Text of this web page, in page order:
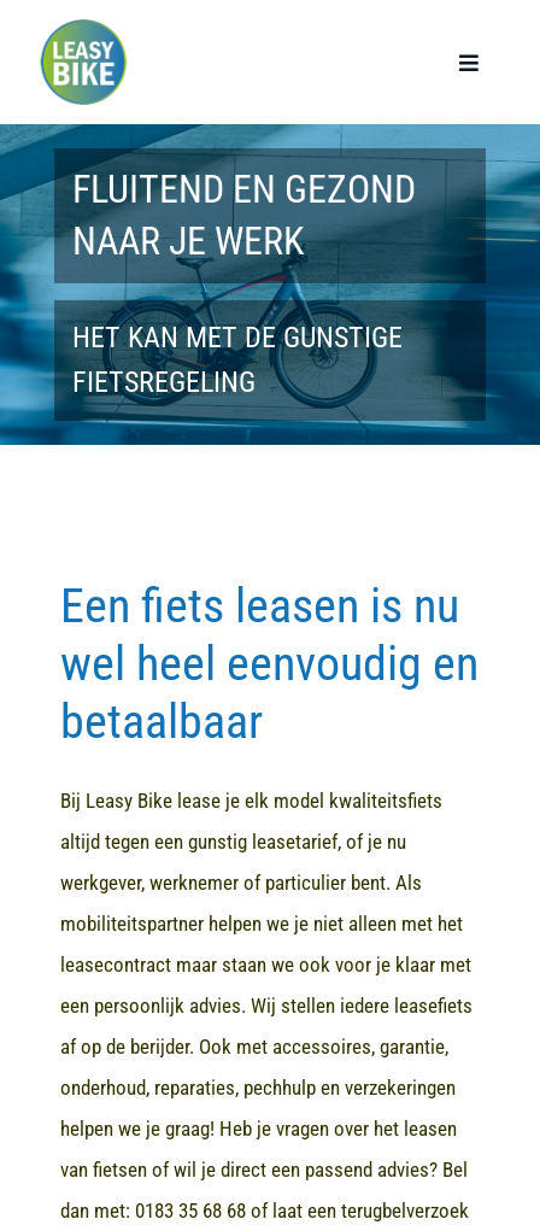
Toggle
Home
Werknemers
Werkgevers
Privé lease
Modellen
Contact
FLUITEND EN GEZOND
NAAR JE WERK
HET KAN MET DE GUNSTIGE
FIETSREGELING
Een fiets leasen is nu
wel heel eenvoudig en
betaalbaar
Bij Leasy Bike lease je elk model kwaliteitsfiets
altijd tegen een gunstig leasetarief, of je nu
werkgever, werknemer of particulier bent. Als
mobiliteitspartner helpen we je niet alleen met het
leasecontract maar staan we ook voor je klaar met
een persoonlijk advies. Wij stellen iedere leasefiets
af op de berijder. Ook met accessoires, garantie,
onderhoud, reparaties, pechhulp en verzekeringen
helpen we je graag! Heb je vragen over het leasen
van fietsen of wil je direct een passend advies? Bel
dan met: 0183 35 68 68of laat een terugbelverzoek